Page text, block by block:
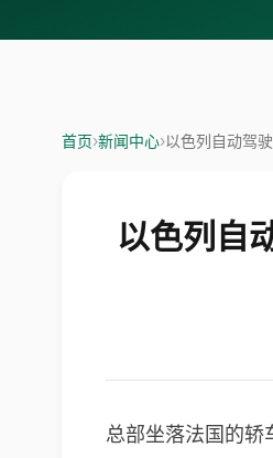
首页›新闻中心›以色列自动驾
以色列自
总部坐落法国的